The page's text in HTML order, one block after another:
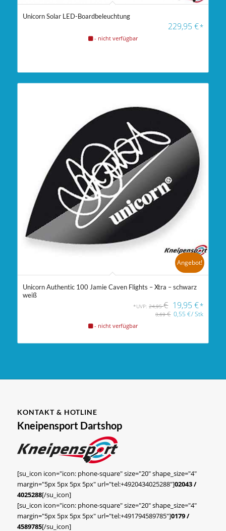
Unicorn Solar LED-Boardbeleuchtung
229,95€*
- nicht verfügbar
Unicorn Authentic 100 Jamie Caven Flights – Xtra – schwarz
weiß
*UVP: 24,95€ 19,95€*
Angebot!
0,69€ 0,55€/Stk
- nicht verfügbar
KONTAKT & HOTLINE
Kneipensport Dartshop
[su_icon icon="icon: phone-square" size="20" shape_size="4"
margin="5px 5px 5px 5px" url="tel:+4920434025288"]02043 /
4025288[/su_icon]
[su_icon icon="icon: phone-square" size="20" shape_size="4"
margin="5px 5px 5px 5px" url="tel:+491794589785"]0179 /
4589785[/su_icon]